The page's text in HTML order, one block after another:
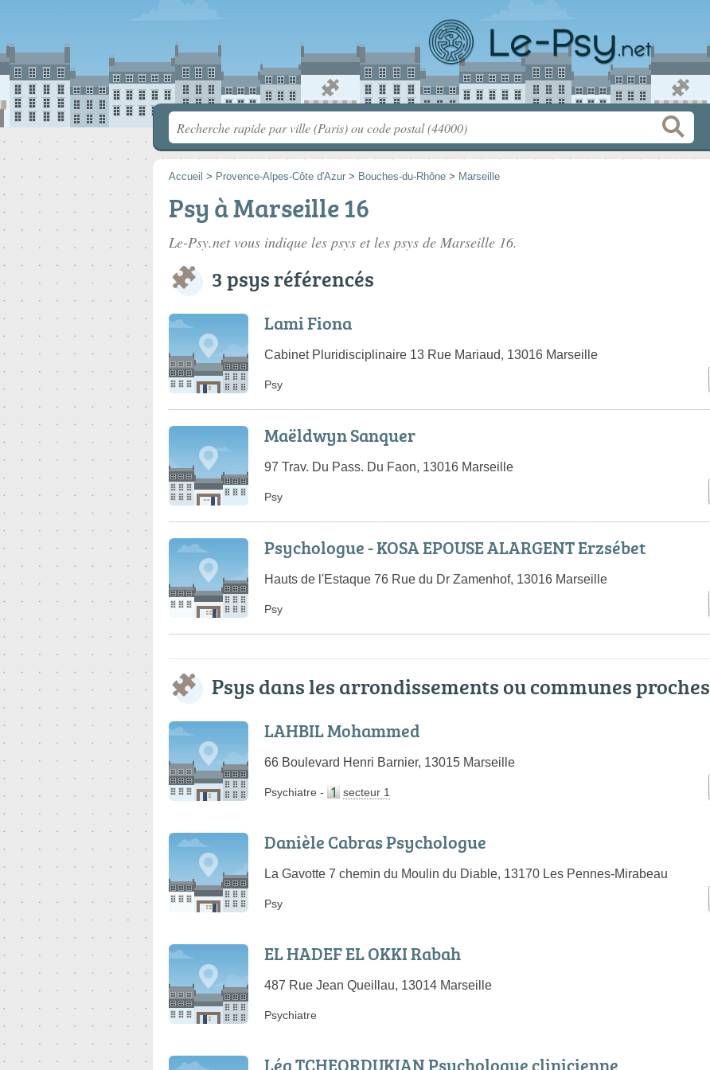
Accueil > Provence-Alpes-Côte d'Azur > Bouches-du-Rhône > Marseille
Psy à Marseille 16
Le-Psy.net vous indique les psys et les psys de Marseille 16.
3 psys référencés
Lami Fiona
Cabinet Pluridisciplinaire 13 Rue Mariaud, 13016 Marseille
Psy
Maëldwyn Sanquer
97 Trav. Du Pass. Du Faon, 13016 Marseille
Psy
Psychologue - KOSA EPOUSE ALARGENT Erzsébet
Hauts de l'Estaque 76 Rue du Dr Zamenhof, 13016 Marseille
Psy
Psys dans les arrondissements ou communes proches
LAHBIL Mohammed
66 Boulevard Henri Barnier, 13015 Marseille
Psychiatre - secteur 1
Danièle Cabras Psychologue
La Gavotte 7 chemin du Moulin du Diable, 13170 Les Pennes-Mirabeau
Psy
EL HADEF EL OKKI Rabah
487 Rue Jean Queillau, 13014 Marseille
Psychiatre
Léa TCHEORDUKIAN Psychologue clinicienne